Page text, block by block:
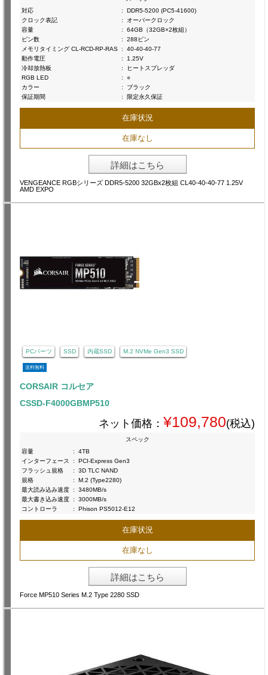
対応
:
DDR5-5200 (PC5-41600)
クロック表記
:
オーバークロック
容量
:
64GB（32GB×2枚組）
ピン数
:
288ピン
メモリタイミング CL-RCD-RP-RAS :
40-40-40-77
動作電圧
:
1.25V
冷却放熱板
:
ヒートスプレッダ
RGB LED
:
○
カラー
:
ブラック
保証期間
: 限定永久保証
在庫状況
在庫なし
詳細はこちら
VENGEANCE RGBシリーズ DDR5-5200 32GBx2枚組 CL40-40-40-77 1.25V
AMD EXPO
PCパーツ SSD 内蔵SSD M.2 NVMe Gen3 SSD
送料無料
CORSAIR コルセア
CSSD-F4000GBMP510
ネット価格： ¥109,780(税込)
スペック
容量
:
4TB
インターフェース
:
PCI-Express Gen3
フラッシュ規格
:
3D TLC NAND
規格
:
M.2 (Type2280)
最大読み込み速度 :
3480MB/s
最大書き込み速度 :
3000MB/s
コントローラ
: Phison PS5012-E12
在庫状況
在庫なし
詳細はこちら
Force MP510 Series M.2 Type 2280 SSD